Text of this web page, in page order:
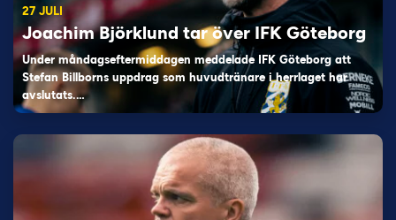
27 JULI
Joachim Björklund tar över IFK Göteborg
Under måndagseftermiddagen meddelade IFK Göteborg att
Stefan Billborns uppdrag som huvudtränare i herrlaget har
avslutats.…